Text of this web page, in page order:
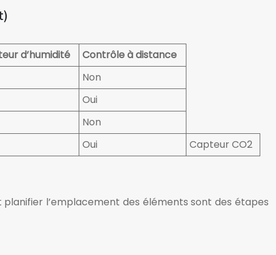
d’humidité
Contrôle à distance
Non
Oui
Non
Oui Capteur CO2
l’emplacement des éléments sont des étapes